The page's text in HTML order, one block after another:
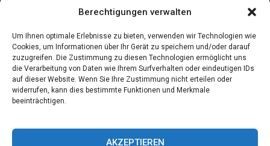
Berechtigungen verwalten
Um Ihnen optimale Erlebnisse zu bieten, verwenden wir Technologien wie
Cookies, um Informationen über Ihr Gerät zu speichern und/oder darauf
zuzugreifen. Die Zustimmung zu diesen Technologien ermöglicht uns
die Verarbeitung von Daten wie Ihrem Surfverhalten oder eindeutigen IDs
auf dieser Website. Wenn Sie Ihre Zustimmung nicht erteilen oder
widerrufen, kann dies bestimmte Funktionen und Merkmale
beeinträchtigen.
AKZEPTIEREN
Wie schwer ist eigentlich eine MPU?
Hochzeitslocation München